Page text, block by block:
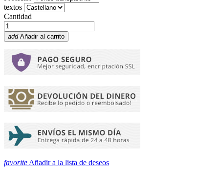
textos
Cantidad
add Añadir al carrito
favorite Añadir a la lista de deseos